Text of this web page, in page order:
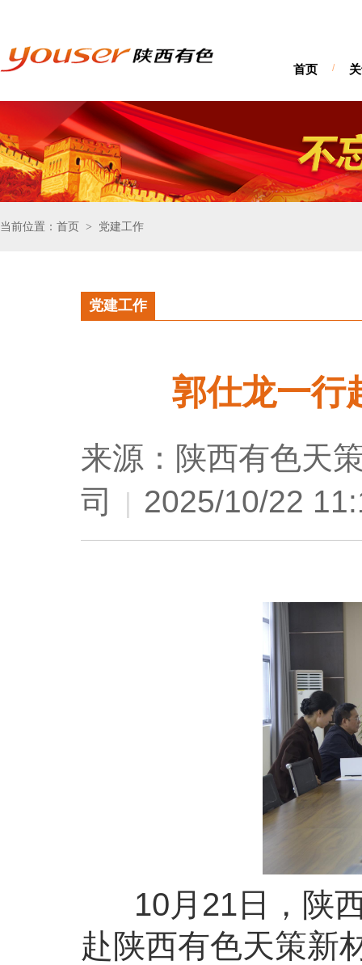
首页 /
当前位置：首页 > 党建工作
党建工作
郭仕龙一行
来源：陕西有色天
司
| 2025/10/22
10月21日，陕西
赴陕西有色天策新